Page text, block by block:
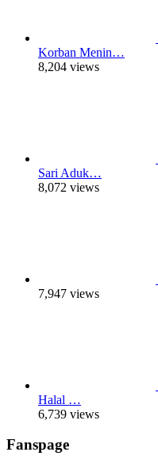
Korban Menin…
8,204 views
Sari Aduk…
8,072 views
7,947 views
Halal …
6,739 views
Fanspage